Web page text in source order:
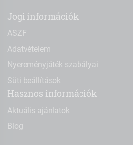
Jogi információk
ÁSZF
Adatvételem
Nyereményjáték szabályai
Süti beállítások
Hasznos információk
Aktuális ajánlatok
Blog